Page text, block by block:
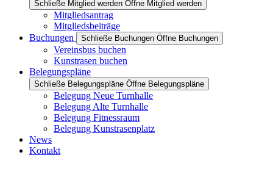
Schließe Mitglied werden Öffne Mitglied werden
Mitgliedsantrag
Mitgliedsbeiträge
Buchungen
Schließe Buchungen Öffne Buchungen
Vereinsbus buchen
Kunstrasen buchen
Belegungspläne
Schließe Belegungspläne Öffne Belegungspläne
Belegung Neue Turnhalle
Belegung Alte Turnhalle
Belegung Fitnessraum
Belegung Kunstrasenplatz
News
Kontakt